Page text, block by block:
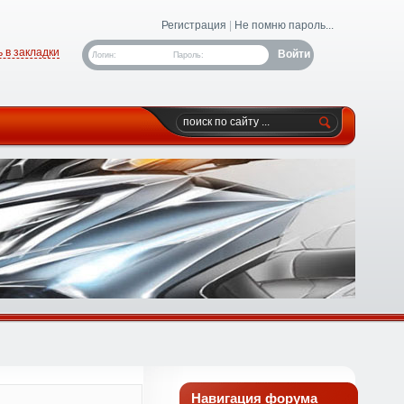
Регистрация Не помню пароль...
Логин: Пароль:
в закладки
Навигация форума